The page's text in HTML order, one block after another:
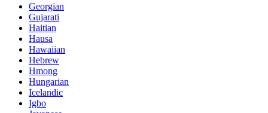
Georgian
Gujarati
Haitian
Hausa
Hawaiian
Hebrew
Hmong
Hungarian
Icelandic
Igbo